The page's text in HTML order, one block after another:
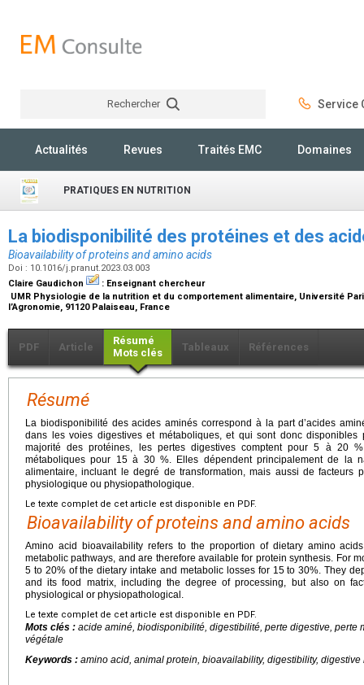
Rechercher Service
Actualités Revues Traités EMC Domaines
PRATIQUES EN NUTRITION
La biodisponibilité des protéines et des
Bioavailability of proteins and amino acids
Doi : 10.1016/j.pranut.2023.03.003
Claire Gaudichon
: Enseignant chercheur
UMR Physiologie de la nutrition et du comportement alimentaire, Université
l’Agronomie, 91120 Palaiseau, France
PDF Article
Résumé
Mots clés
Tableaux Références
Résumé
La biodisponibilité des acides aminés correspond à la part d’acides
dans les voies digestives et métaboliques, et qui sont donc disponibles
majorité des protéines, les pertes digestives comptent pour 5 à 20
métaboliques pour 15 à 30 %. Elles dépendent principalement de la
alimentaire, incluant le degré de transformation, mais aussi de facteurs
physiologique ou physiopathologique.
Le texte complet de cet article est disponible en PDF.
Bioavailability of proteins and amino acids
Amino acid bioavailability refers to the proportion of dietary amino
metabolic pathways, and are therefore available for protein synthesis. For
5 to 20% of the dietary intake and metabolic losses for 15 to 30%. They
and its food matrix, including the degree of processing, but also on
physiological or physiopathological.
Le texte complet de cet article est disponible en PDF.
Mots clés : acide aminé, biodisponibilité, digestibilité, perte digestive, perte
végétale
Keywords : amino acid, animal protein, bioavailability, digestibility,